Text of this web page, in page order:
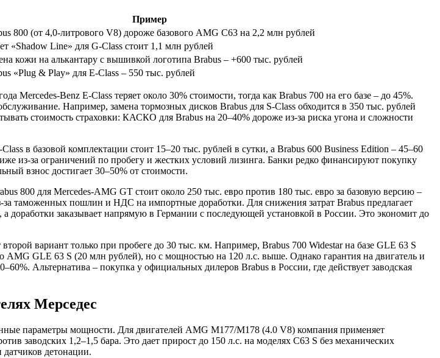
Пример
800 (от 4,0-литрового V8) дороже базового AMG C63 на 2,2 млн рублей
«Shadow Line» для G-Class стоит 1,1 млн рублей
кожи на алькантару с вышивкой логотипа Brabus – +600 тыс. рублей
«Plug & Play» для E-Class – 550 тыс. рублей
Mercedes-Benz E-Class теряет около 30% стоимости, тогда как Brabus 700 на его базе – до 45%.
Например, замена тормозных дисков Brabus для S-Class обходится в 350 тыс. рублей
стоимость страховки: КАСКО для Brabus на 20–40% дороже из-за риска угона и сложности
в базовой комплектации стоит 15–20 тыс. рублей в сутки, а Brabus 600 Business Edition – 45–60
из-за ограничений по пробегу и жестких условий лизинга. Банки редко финансируют покупку
взнос достигает 30–50% от стоимости.
800 для Mercedes-AMG GT стоит около 250 тыс. евро против 180 тыс. евро за базовую версию –
таможенных пошлин и НДС на импортные доработки. Для снижения затрат Brabus предлагает
доработки заказывает напрямую в Германии с последующей установкой в России. Это экономит до
вариант только при пробеге до 30 тыс. км. Например, Brabus 700 Widestar на базе GLE 63 S
GLE 63 S (20 млн рублей), но с мощностью на 120 л.с. выше. Однако гарантия на двигатель и
Альтернатива – покупка у официальных дилеров Brabus в России, где действует заводская
Мерседес
параметры мощности. Для двигателей AMG M177/M178 (4.0 V8) компания применяет
заводских 1,2–1,5 бара. Это дает прирост до 150 л.с. на моделях C63 S без механических
детонации.